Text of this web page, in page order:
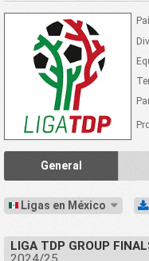
General
Ligas en México
LIGA TDP GROUP